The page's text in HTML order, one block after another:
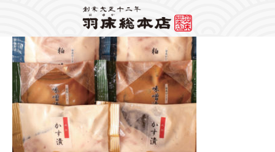
: foreach() argument must be of type array|object, bool given in
/home/mps1910/hayuka.jp/public_html/wp-
content/themes/hayuka/single.phpon line12